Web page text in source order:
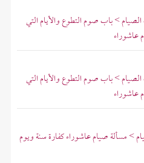
> باب صوم التطوع والأيام التي
> باب صوم التطوع والأيام التي
> مسألة صيام عاشوراء كفارة سنة ويوم